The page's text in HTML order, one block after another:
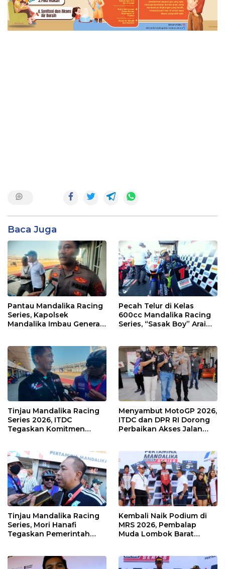
Baca Juga
Pantau Mandalika Racing
Series, Kapolsek
Mandalika Imbau Generasi
Pecah Telur di Kelas
600cc Mandalika Racing
Series, “Sasak Boy” Arai
Tinjau Mandalika Racing
Series 2026, ITDC
Tegaskan Komitmen
Kawasan
Menyambut MotoGP 2026,
ITDC dan DPR RI Dorong
Perbaikan Akses Jalan
Tinjau Mandalika Racing
Series, Mori Hanafi
Tegaskan Pemerintah
Kembali Naik Podium di
MRS 2026, Pembalap
Muda Lombok Barat